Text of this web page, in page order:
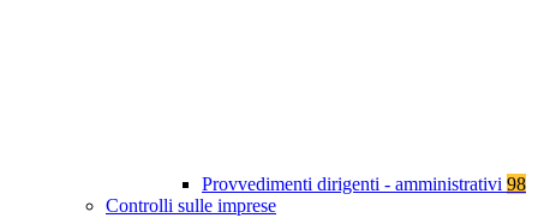
Provvedimenti dirigenti - amministrativi 98
Controlli sulle imprese